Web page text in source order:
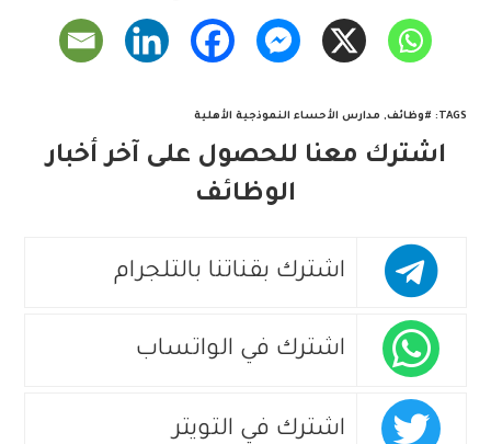
TAGS
: #وظائف, مدارس الأحساء النموذجية الأهلية
اشترك معنا للحصول على آخر أخبار
الوظائف
اشترك بقناتنا بالتلجرام
اشترك في الواتساب
اشترك في التويتر